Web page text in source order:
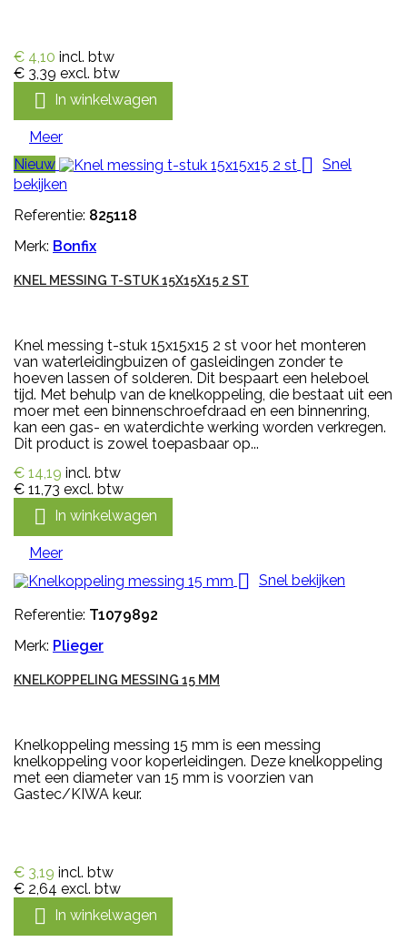
€ 4,10 incl. btw
€ 3,39 excl. btw
 In winkelwagen
Meer
Nieuw
 Snel
bekijken
Referentie: 825118
Merk: Bonfix
KNEL MESSING T-STUK 15X15X15 2 ST
Knel messing t-stuk 15x15x15 2 st voor het monteren
van waterleidingbuizen of gasleidingen zonder te
hoeven lassen of solderen. Dit bespaart een heleboel
tijd. Met behulp van de knelkoppeling, die bestaat uit een
moer met een binnenschroefdraad en een binnenring,
kan een gas- en waterdichte werking worden verkregen.
Dit product is zowel toepasbaar op...
€ 14,19 incl. btw
€ 11,73 excl. btw
 In winkelwagen
Meer
 Snel bekijken
Referentie: T1079892
Merk: Plieger
KNELKOPPELING MESSING 15 MM
Knelkoppeling messing 15 mm is een messing
knelkoppeling voor koperleidingen. Deze knelkoppeling
met een diameter van 15 mm is voorzien van
Gastec/KIWA keur.
€ 3,19 incl. btw
€ 2,64 excl. btw
 In winkelwagen